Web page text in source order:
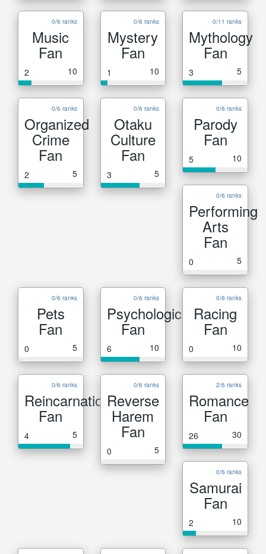
0/6 ranks
Music
Fan
2 10
0/6 ranks
Mystery
Fan
1 10
0/11 ranks
Mythology
Fan
3 5
0/6 ranks
Organized
Crime
Fan
2 5
0/6 ranks
Otaku
Culture
Fan
3 5
0/6 ranks
Parody
Fan
5 10
0/6 ranks
Performing
Arts
Fan
0 5
0/6 ranks
Pets
Fan
0 5
0/6 ranks
Psychological
Fan
6 10
0/6 ranks
Racing
Fan
0 10
0/6 ranks
Reincarnation
Fan
4 5
0/6 ranks
Reverse
Harem
Fan
0 5
2/6 ranks
Romance
Fan
26 30
0/6 ranks
Samurai
Fan
2 10